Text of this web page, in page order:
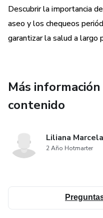
Descubrir la importancia
aseo y los chequeos
garantizar la salud a largo
Más
contenido
Liliana
2 Año Hotmarter